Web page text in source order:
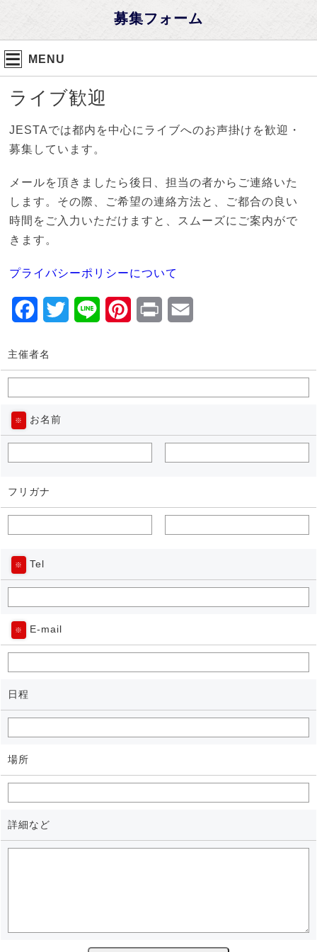
募集フォーム
MENU
ライブ歓迎
JESTAでは都内を中心にライブへのお声掛けを歓迎・
募集しています。
メールを頂きましたら後日、担当の者からご連絡いた
します。その際、ご希望の連絡方法と、ご都合の良い
時間をご入力いただけますと、スムーズにご案内がで
きます。
プライバシーポリシーについて
Facebook
Twitter Line Pinterest
Print
主催者名
※ お名前
フリガナ
※ Tel
※ E-mail
日程
場所
詳細など